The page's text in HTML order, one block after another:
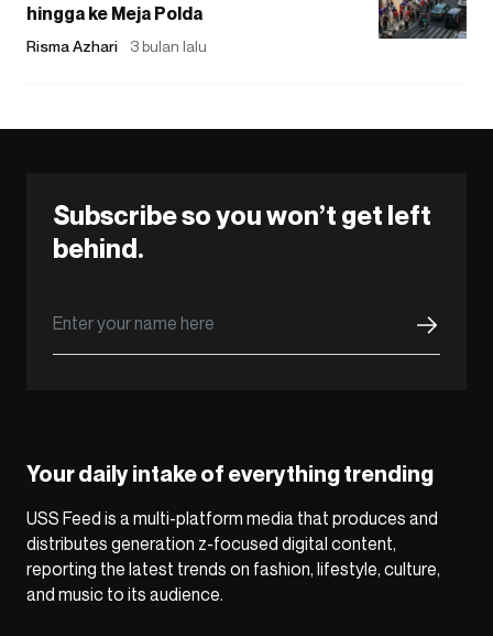
hingga ke Meja Polda
Risma Azhari 3 bulan lalu
Subscribe so you won’t get left
behind.
Your daily intake of everything trending
USS Feed is a multi-platform media that produces and
distributes generation z-focused digital content,
reporting the latest trends on fashion, lifestyle, culture,
and music to its audience.